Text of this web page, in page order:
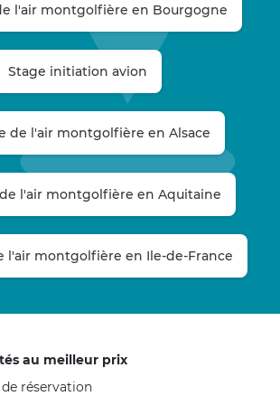
l'air montgolfière en Bourgogne
Stage initiation avion
de l'air montgolfière en Alsace
l'air montgolfière en Aquitaine
l'air montgolfière en Ile-de-France
au meilleur prix
réservation